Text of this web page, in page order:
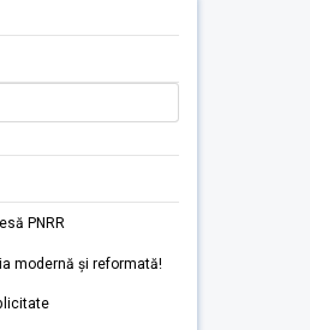
PNRR
modernă și reformată!